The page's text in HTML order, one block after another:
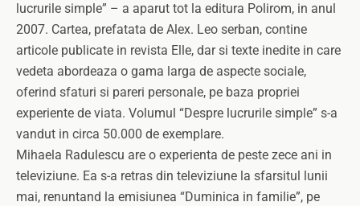
lucrurile simple” – a aparut tot la editura Polirom, in anul
2007. Cartea, prefatata de Alex. Leo serban, contine
articole publicate in revista Elle, dar si texte inedite in care
vedeta abordeaza o gama larga de aspecte sociale,
oferind sfaturi si pareri personale, pe baza propriei
experiente de viata. Volumul “Despre lucrurile simple” s-a
vandut in circa 50.000 de exemplare.
Mihaela Radulescu are o experienta de peste zece ani in
televiziune. Ea s-a retras din televiziune la sfarsitul lunii
mai, renuntand la emisiunea “Duminica in familie”, pe